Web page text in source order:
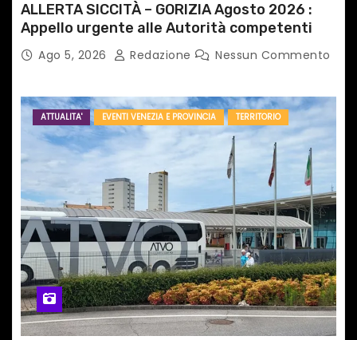
ALLERTA SICCITÀ – GORIZIA Agosto 2026 :
Appello urgente alle Autorità competenti
Ago 5, 2026 Redazione Nessun Commento
ATTUALITA' EVENTI VENEZIA E PROVINCIA TERRITORIO